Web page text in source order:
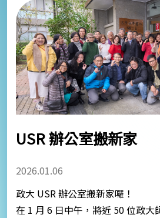
USR 辦公室搬新家
2026.01.06
政大 USR 辦公室搬新家囉！
在 1 月 6 日中午，將近 50 位政大